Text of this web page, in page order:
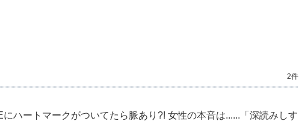
2件
にハートマークがついてたら脈あり?! 女性の本音は......「深読みしす